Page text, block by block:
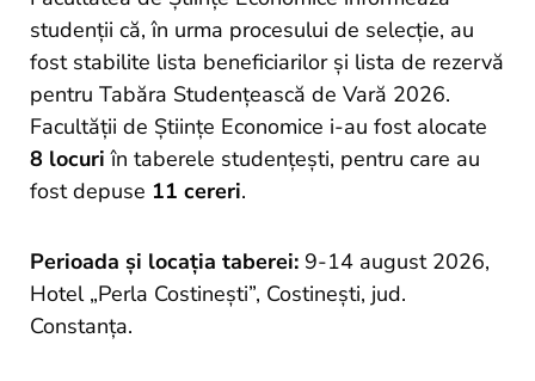
Projekte
studenții că, în urma procesului de selecție, au
fost stabilite lista beneficiarilor și lista de rezervă
pentru Tabăra Studențească de Vară 2026.
Facultății de Științe Economice i-au fost alocate
8 locuri în taberele studențești, pentru care au
fost depuse 11 cereri.
Perioada și locația taberei: 9-14 august 2026,
Hotel „Perla Costinești”, Costinești, jud.
Constanța.